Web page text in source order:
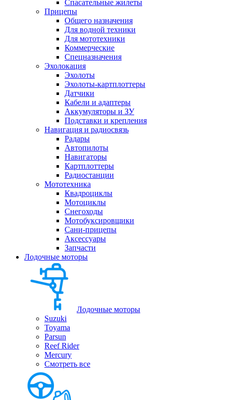
Спасательные жилеты
Прицепы
Общего назначения
Для водной техники
Для мототехники
Коммерческие
Спецназначения
Эхолокация
Эхолоты
Эхолоты-картплоттеры
Датчики
Кабели и адаптеры
Аккумуляторы и ЗУ
Подставки и крепления
Навигация и радиосвязь
Радары
Автопилоты
Навигаторы
Картплоттеры
Радиостанции
Мототехника
Квадроциклы
Мотоциклы
Снегоходы
Мотобуксировщики
Сани-прицепы
Аксессуары
Запчасти
Лодочные моторы
Лодочные моторы
Suzuki
Toyama
Parsun
Reef Rider
Mercury
Смотреть все